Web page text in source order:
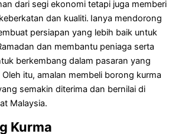
dari segi ekonomi tetapi juga memberi
dan kualiti. Ianya mendorong
persiapan yang lebih baik untuk
dan membantu peniaga serta
berkembang dalam pasaran yang
itu, amalan membeli borong kurma
semakin diterima dan bernilai di
Malaysia.
Kurma